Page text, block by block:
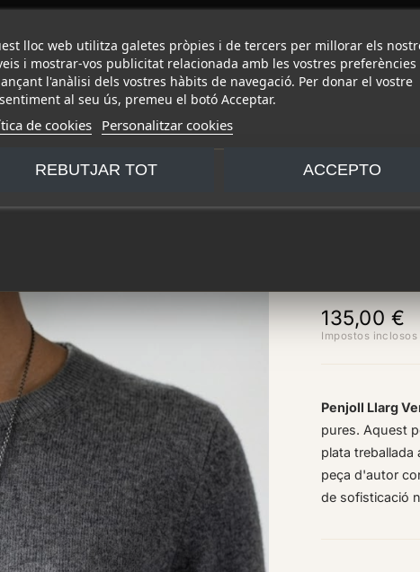
135,00 €
Impostos inclosos
Penjoll Llarg
pures. Aquest
plata treballada
peça d'autor
de sofisticació
lloc web utilitza galetes pròpies i de tercers per millorar els
i mostrar-vos publicitat relacionada amb les vostres preferències
l'anàlisi dels vostres hàbits de navegació. Per donar el vostre
al seu ús, premeu el botó Acceptar.
de cookies Personalitzar cookies
REBUTJAR TOT ACCEPTO